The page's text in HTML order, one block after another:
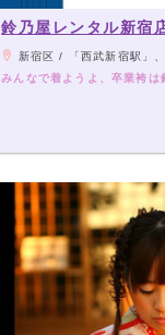
鈴乃屋レンタル新宿
新宿区 / 「西武新宿駅」、東京メトロ丸の内線「新宿駅」徒歩2分、都
みんなで着ようよ、卒業袴は